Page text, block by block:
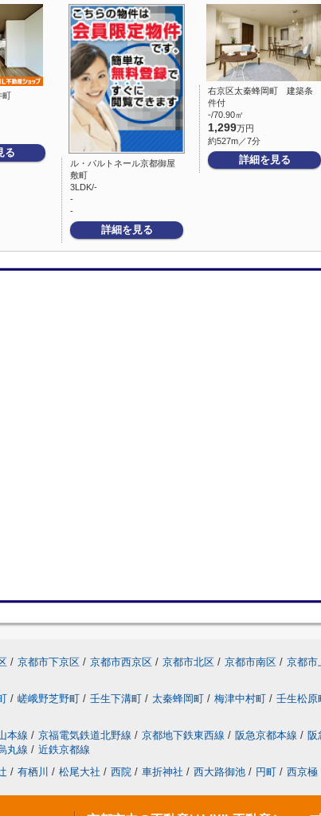
町
る
ル・パルトネール京都御屋
敷町
3LDK/-
-
-
詳細を見る
右京区太秦蜂岡町 建築条
件付
-/70.90㎡
1,299万円
約527m／7分
詳細を見る
/ 京都市下京区 / 京都市西京区 / 京都市北区 / 京都市南区 / 京都市
/ 嵯峨野芝野町 / 壬生下溝町 / 太秦蜂岡町 / 梅津中村町 / 壬生松原
本線 / 京福電気鉄道北野線 / 京都地下鉄東西線 / 阪急京都本線 / 阪
丸線 / 近鉄京都線
/ 有栖川 / 松尾大社 / 西院 / 車折神社 / 西大路御池 / 円町 / 西京極